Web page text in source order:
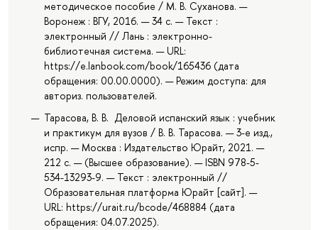
методическое пособие / М. В. Суханова. —
Воронеж : ВГУ, 2016. — 34 с. — Текст :
электронный // Лань : электронно-
библиотечная система. — URL:
https://e.lanbook.com/book/165436 (дата
обращения: 00.00.0000). — Режим доступа: для
авториз. пользователей.
Тарасова, В. В. Деловой испанский язык : учебник
и практикум для вузов / В. В. Тарасова. — 3-е изд.,
испр. — Москва : Издательство Юрайт, 2021. —
212 с. — (Высшее образование). — ISBN 978-5-
534-13293-9. — Текст : электронный //
Образовательная платформа Юрайт [сайт]. —
URL: https://urait.ru/bcode/468884 (дата
обращения: 04.07.2025).